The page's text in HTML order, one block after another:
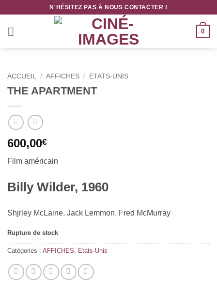
contenu
N'HÉSITEZ PAS À NOUS CONTACTER !
0
ACCUEIL / AFFICHES / ETATS-UNIS
THE APARTMENT
600,00€
Film américain
Billy Wilder, 1960
Shjrley McLaine, Jack Lemmon, Fred McMurray
Rupture de stock
Catégories : AFFICHES Etats-Unis